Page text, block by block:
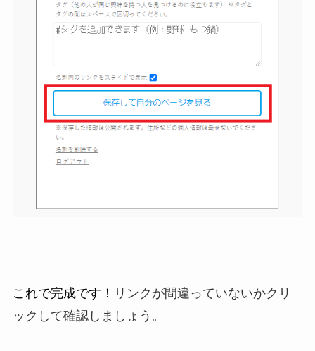
これで完成です！ リンクが間違っていないかクリ
ックして確認しましょう。